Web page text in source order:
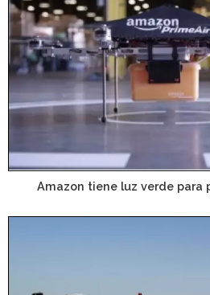
Amazon tiene luz verde para